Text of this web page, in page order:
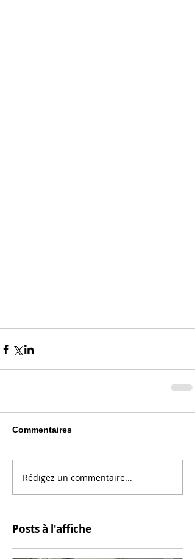
Commentaires
Rédigez un commentaire...
Posts à l'affiche